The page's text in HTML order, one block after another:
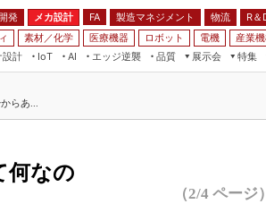
発 メカ設計 FA 製造マネジメント 物流 R＆
素材／化学 医療機器 ロボット 電機 産業
設計
IoT
AI
エッジ逆襲 品質
展示会
JIMTOF
IIFES
特集
らあ...
何なの
（2/4 ページ）